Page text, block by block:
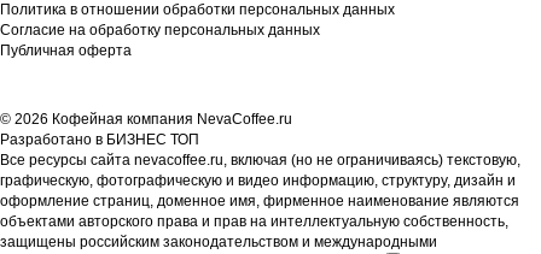
Политика в отношении обработки персональных данных
Согласие на обработку персональных данных
Публичная оферта
© 2026 Кофейная компания NevaCoffee.ru
Разработано в БИЗНЕС ТОП
Все ресурсы сайта nevacoffee.ru, включая (но не ограничиваясь) текстовую,
графическую, фотографическую и видео информацию, структуру, дизайн и
оформление страниц, доменное имя, фирменное наименование являются
объектами авторского права и прав на интеллектуальную собственность,
защищены российским законодательством и международными